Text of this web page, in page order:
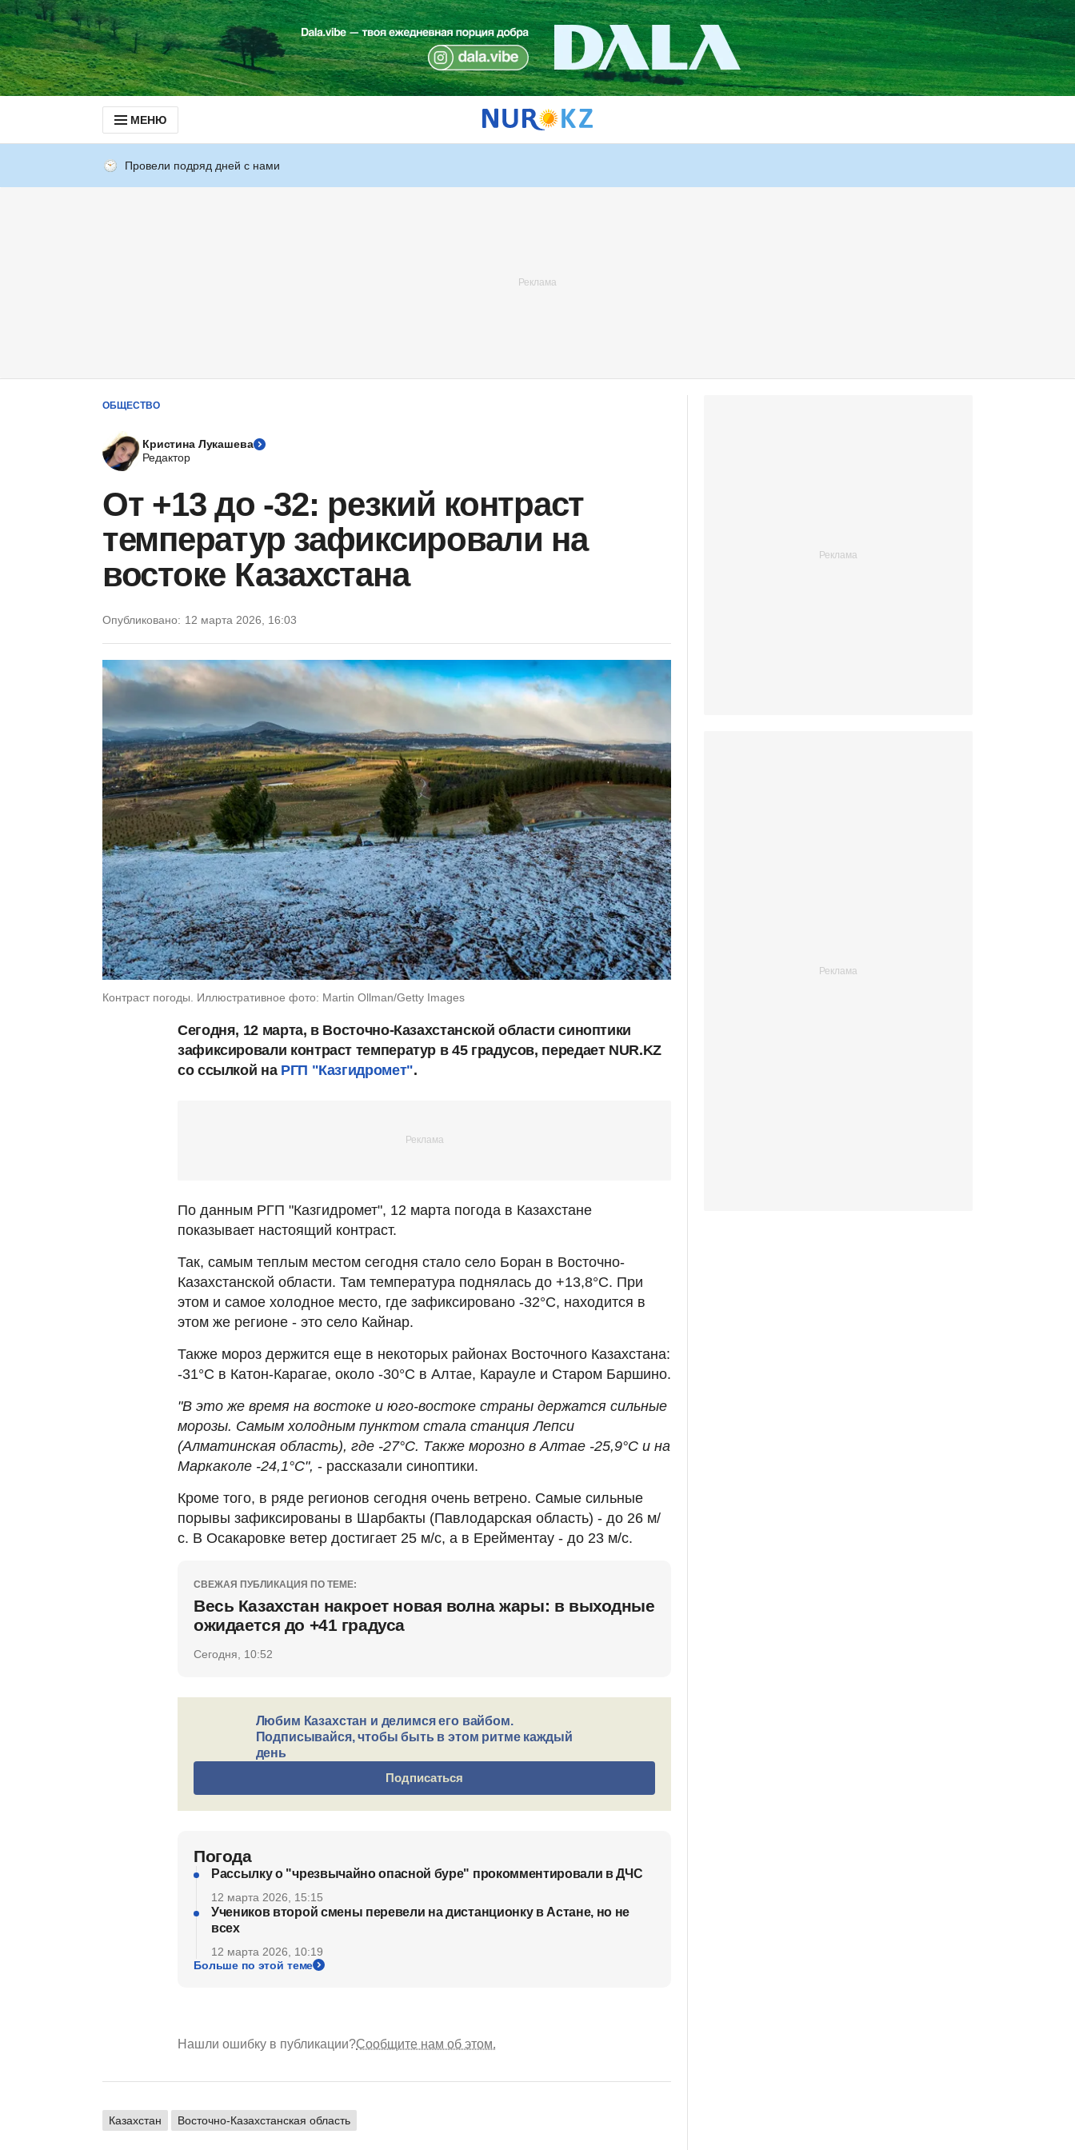
МЕНЮ
Провели подряд дней с нами
ОБЩЕСТВО
Кристина Лукашева
Редактор
От +13 до -32: резкий контраст
температур зафиксировали на
востоке Казахстана
Опубликовано: 12 марта 2026, 16:03
Контраст погоды. Иллюстративное фото: Martin Ollman/Getty Images
Сегодня, 12 марта, в Восточно-Казахстанской области синоптики
зафиксировали контраст температур в 45 градусов, передает NUR.KZ
со ссылкой на РГП "Казгидромет".
По данным РГП "Казгидромет", 12 марта погода в Казахстане
показывает настоящий контраст.
Так, самым теплым местом сегодня стало село Боран в Восточно-
Казахстанской области. Там температура поднялась до +13,8°C. При
этом и самое холодное место, где зафиксировано -32°C, находится в
этом же регионе - это село Кайнар.
Также мороз держится еще в некоторых районах Восточного Казахстана:
-31°C в Катон-Карагае, около -30°C в Алтае, Карауле и Старом Баршино.
"В это же время на востоке и юго-востоке страны держатся сильные
морозы. Самым холодным пунктом стала станция Лепси
(Алматинская область), где -27°C. Также морозно в Алтае -25,9°C и на
Маркаколе -24,1°C", - рассказали синоптики.
Кроме того, в ряде регионов сегодня очень ветрено. Самые сильные
порывы зафиксированы в Шарбакты (Павлодарская область) - до 26 м/
с. В Осакаровке ветер достигает 25 м/с, а в Ерейментау - до 23 м/с.
СВЕЖАЯ ПУБЛИКАЦИЯ ПО ТЕМЕ:
Весь Казахстан накроет новая волна жары: в выходные
ожидается до +41 градуса
Сегодня, 10:52
Любим Казахстан и делимся его вайбом.
Подписывайся, чтобы быть в этом ритме каждый
день
Подписаться
Погода
Рассылку о "чрезвычайно опасной буре" прокомментировали в ДЧС
12 марта 2026, 15:15
Учеников второй смены перевели на дистанционку в Астане, но не
всех
12 марта 2026, 10:19
Больше по этой теме
Нашли ошибку в публикации?Сообщите нам об этом.
Казахстан Восточно-Казахстанская область